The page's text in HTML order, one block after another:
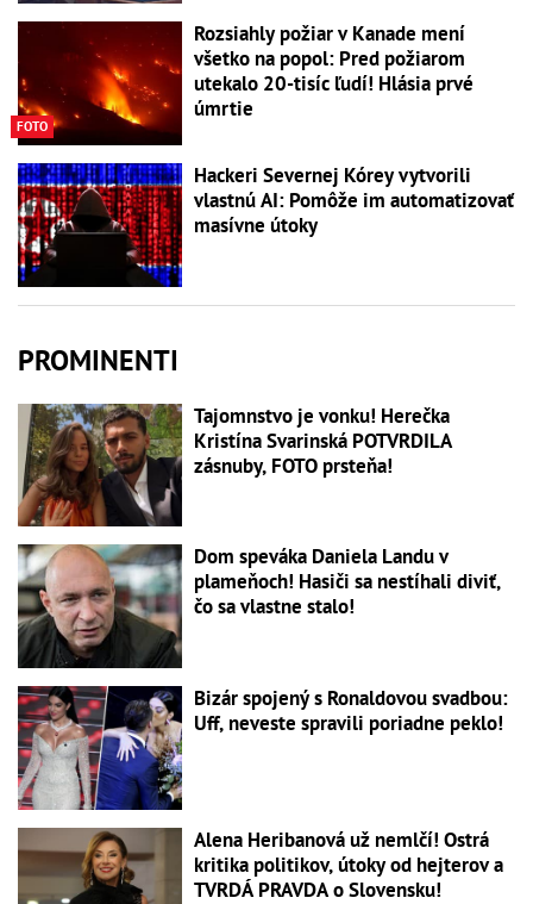
FOTO
Rozsiahly požiar v Kanade mení
všetko na popol: Pred požiarom
utekalo 20-tisíc ľudí! Hlásia prvé
úmrtie
Hackeri Severnej Kórey vytvorili
vlastnú AI: Pomôže im automatizovať
masívne útoky
PROMINENTI
Tajomnstvo je vonku! Herečka
Kristína Svarinská POTVRDILA
zásnuby, FOTO prsteňa!
Dom speváka Daniela Landu v
plameňoch! Hasiči sa nestíhali diviť,
čo sa vlastne stalo!
Bizár spojený s Ronaldovou svadbou:
Uff, neveste spravili poriadne peklo!
Alena Heribanová už nemlčí! Ostrá
kritika politikov, útoky od hejterov a
TVRDÁ PRAVDA o Slovensku!